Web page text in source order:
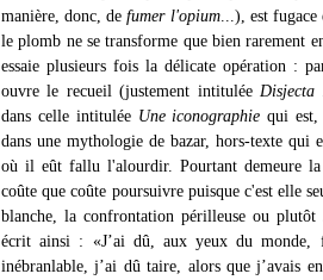
manière, donc, defumer l'opium...), est fugace
le plomb ne se transforme que bien rarement
essaie plusieurs fois la délicate opération :
ouvre le recueil (justement intitulée Disjecta
dans celle intitulée Une iconographie qui est,
dans une mythologie de bazar, hors-texte qui
où il eût fallu l'alourdir. Pourtant demeure
coûte que coûte poursuivre puisque c'est elle
blanche, la confrontation périlleuse ou plutôt
écrit ainsi : «J’ai dû, aux yeux du
inébranlable, j’ai dû taire, alors que j’avais